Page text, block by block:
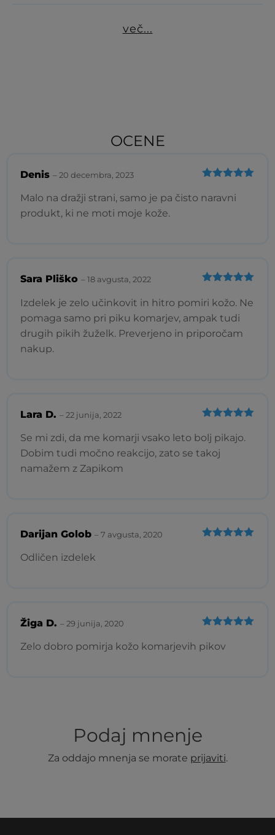
več...
OCENE
od 5
Denis –20 decembra, 2023
Malo na dražji strani, samo je pa čisto naravni
produkt, ki ne moti moje kože.
od 5
Sara Pliško –18 avgusta, 2022
Izdelek je zelo učinkovit in hitro pomiri kožo. Ne
pomaga samo pri piku komarjev, ampak tudi
drugih pikih žuželk. Preverjeno in priporočam
nakup.
od 5
Lara D. –22 junija, 2022
Se mi zdi, da me komarji vsako leto bolj pikajo.
Dobim tudi močno reakcijo, zato se takoj
namažem z Zapikom
Darijan Golob –7 avgusta, 2020
Odličen izdelek
od 5
Žiga D. –29 junija, 2020
Zelo dobro pomirja kožo komarjevih pikov
Podaj mnenje
Za oddajo mnenja se morate prijaviti.